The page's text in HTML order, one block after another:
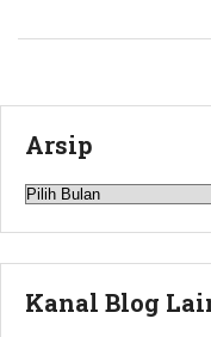
Arsip
Arsip
Kanal Blog